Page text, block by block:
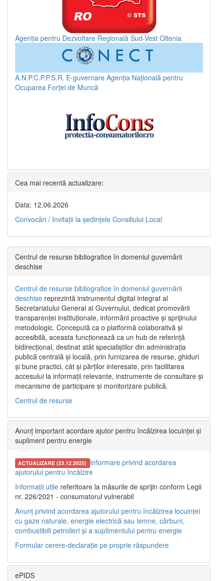
Agenția pentru Dezvoltare Regională Sud-Vest Oltenia
A.N.P.C.P.P.S.R. E-guvernare Agenția Națională pentru
Ocuparea Forței de Muncă
Cea mai recentă actualizare:
Data: 12.06.2026
Convocări / Invitaţii la şedinţele Consiliului Local
Centrul de resurse bibliografice în domeniul guvernării
deschise
Centrul de resurse bibliografice în domeniul guvernării
deschise reprezintă instrumentul digital integrat al
Secretariatului General al Guvernului, dedicat promovării
transparenței instituționale, informării proactive și sprijinului
metodologic. Concepută ca o platformă colaborativă și
accesibilă, aceasta funcționează ca un hub de referință
bidirecțional, destinat atât specialiștilor din administrația
publică centrală și locală, prin furnizarea de resurse, ghiduri
și bune practici, cât și părților interesate, prin facilitarea
accesului la informații relevante, instrumente de consultare și
mecanisme de participare și monitorizare publică.
Centrul de resurse
Anunț important acordare ajutor pentru încălzirea locuinței și
supliment pentru energie
ACTUALIZARE (23.12.2025) Informare privind acordarea
ajutorului pentru încălzire
Informații utile referitoare la măsurile de sprijin conform Legii
nr. 226/2021 - consumatorul vulnerabil
Anunț privind acordarea ajutorului pentru încălzirea locuinței
cu gaze naturale, energie electrică sau lemne, cărbuni,
combustibili petrolieri și a suplimentului pentru energie
Formular cerere-declarație pe proprie răspundere
ePIDS